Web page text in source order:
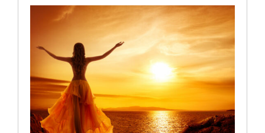
varianter.
Mulighederne
kan
vælges
på
varesiden